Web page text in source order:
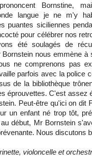
Bornstine,
langue je ne m'y
puantes siciliennes
pour célébrer nos
été soulagés de
nous emmène à
ne comprenons pas
parfois avec la police
de la bibliothèque
éprouvettes. C'est assez
Peut-être qu'ici on dit
un enfant né trop tôt,
début, Mr Bornstein
Nous discutons
violoncelle et